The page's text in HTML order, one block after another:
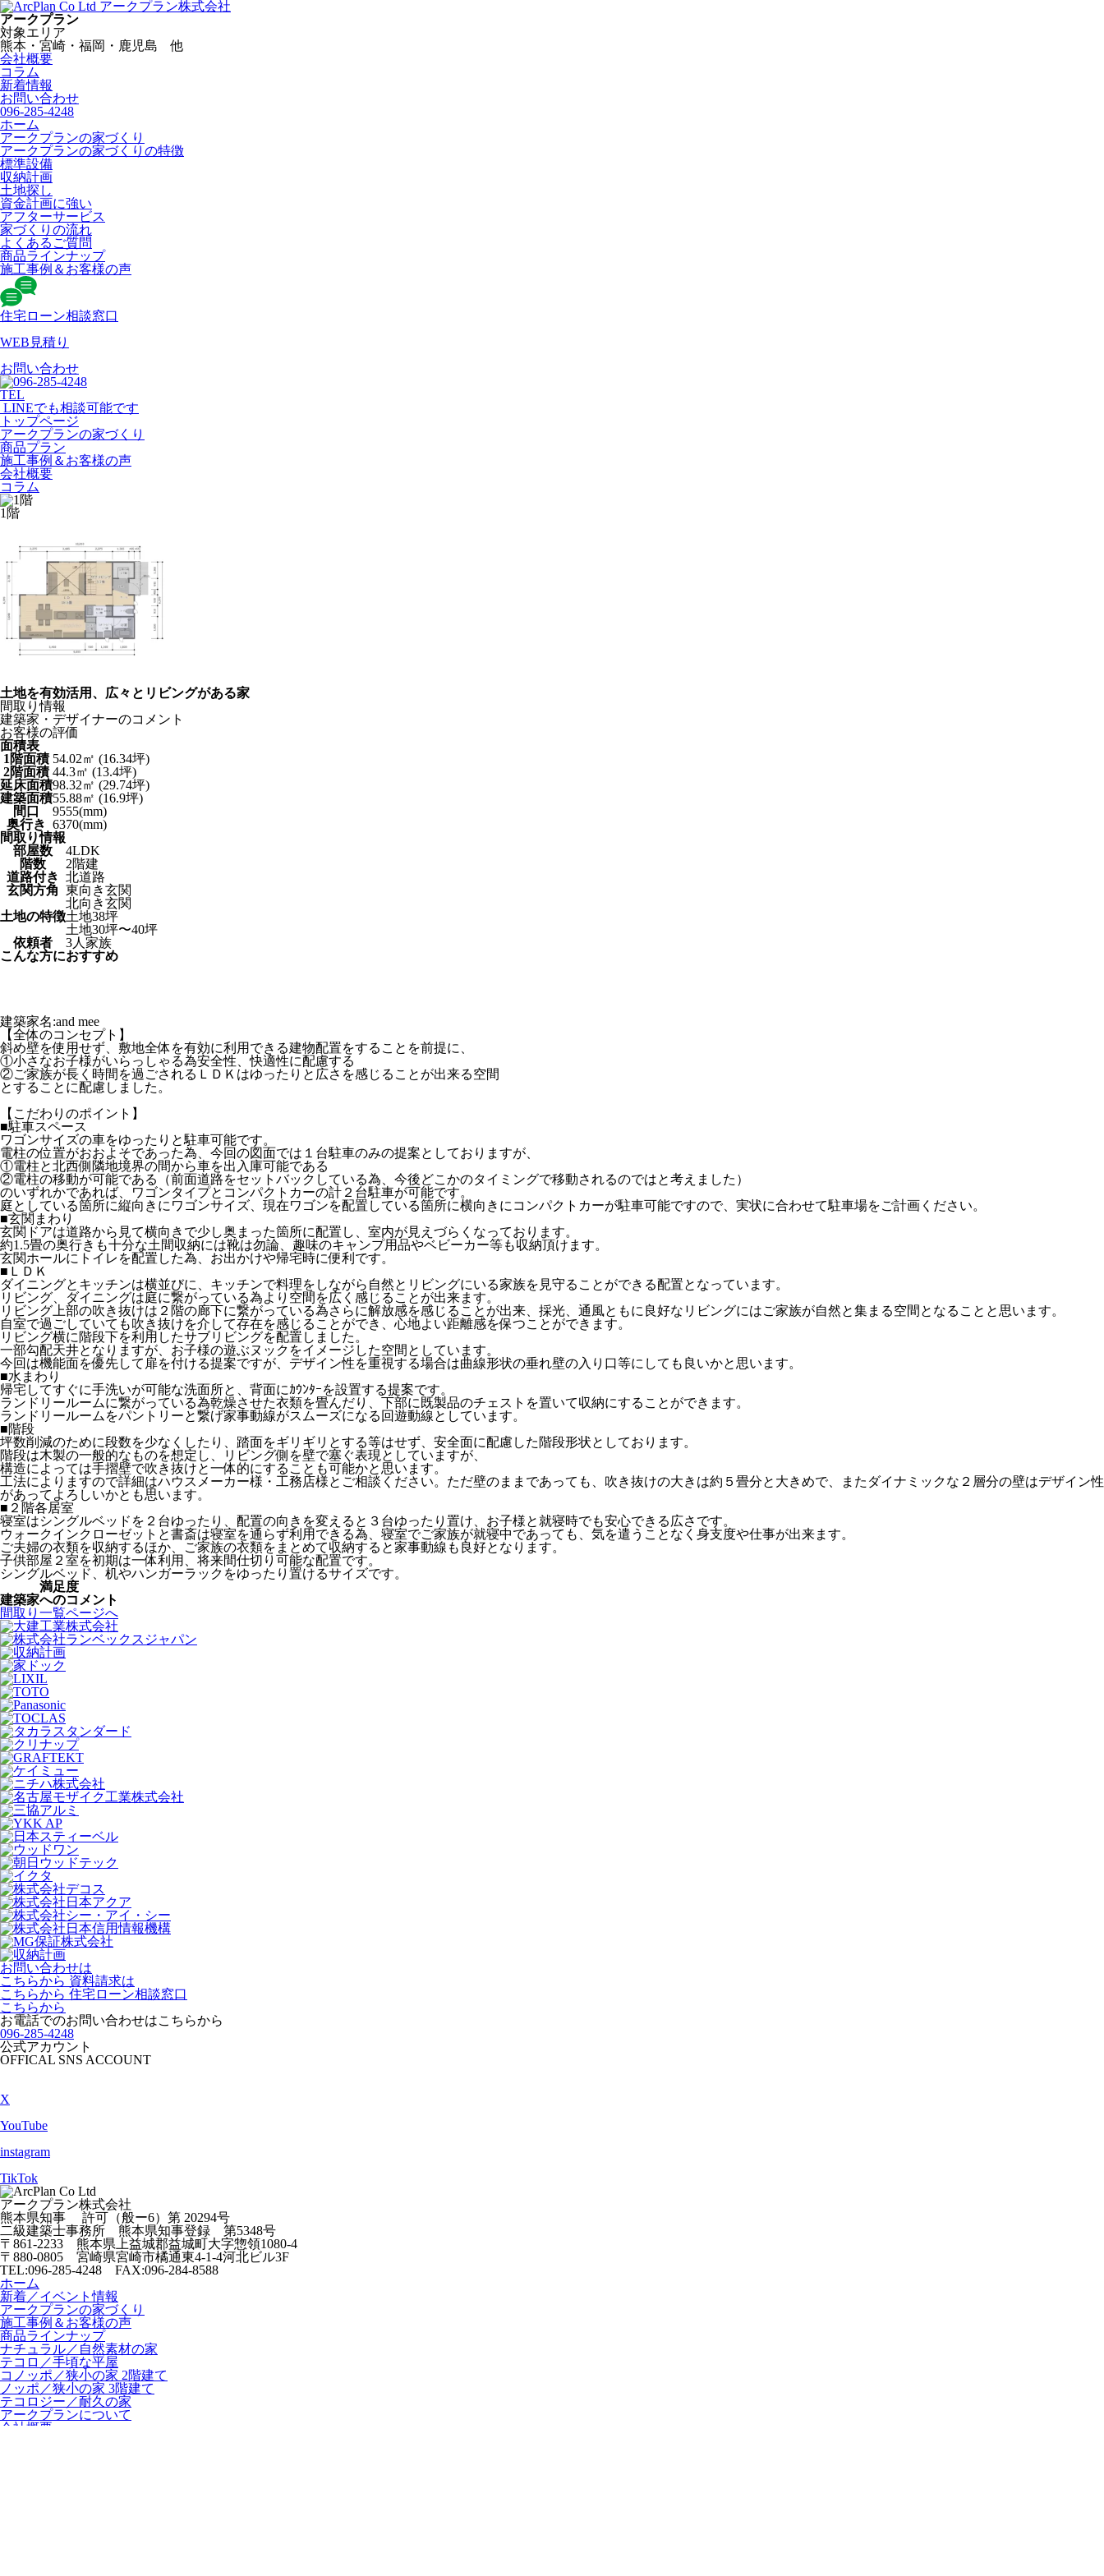
アークプラン株式会社
アークプラン
対象エリア
熊本・宮崎・福岡・鹿児島 他
会社概要
コラム
新着情報
お問い合わせ
096-285-4248
ホーム
アークプランの家づくり
アークプランの家づくりの特徴
標準設備
収納計画
土地探し
資金計画に強い
アフターサービス
家づくりの流れ
よくあるご質問
商品ラインナップ
施工事例＆お客様の声
住宅ローン相談窓口
WEB見積り
お問い合わせ
TEL
LINEでも相談可能です
トップページ
アークプランの家づくり
商品プラン
施工事例＆お客様の声
会社概要
コラム
1階
土地を有効活用、広々とリビングがある家
間取り情報
建築家・デザイナーのコメント
お客様の評価
面積表
1階面積 54.02㎡ (16.34坪)
2階面積 44.3㎡ (13.4坪)
延床面積98.32㎡ (29.74坪)
建築面積55.88㎡ (16.9坪)
間口
9555(mm)
奥行き 6370(mm)
間取り情報
部屋数
4LDK
階数
2階建
道路付き 北道路
玄関方角 東向き玄関
北向き玄関
土地の特徴土地38坪
土地30坪〜40坪
依頼者
3人家族
こんな方におすすめ
建築家名:and mee
【全体のコンセプト】
斜め壁を使用せず、敷地全体を有効に利用できる建物配置をすることを前提に、
①小さなお子様がいらっしゃる為安全性、快適性に配慮する
②ご家族が長く時間を過ごされるＬＤＫはゆったりと広さを感じることが出来る空間
とすることに配慮しました。
【こだわりのポイント】
■駐車スペース
ワゴンサイズの車をゆったりと駐車可能です。
電柱の位置がおおよそであった為、今回の図面では１台駐車のみの提案としておりますが、
①電柱と北西側隣地境界の間から車を出入庫可能である
②電柱の移動が可能である（前面道路をセットバックしている為、今後どこかのタイミングで移動されるのではと考えました）
のいずれかであれば、ワゴンタイプとコンパクトカーの計２台駐車が可能です。
庭としている箇所に縦向きにワゴンサイズ、現在ワゴンを配置している箇所に横向きにコンパクトカーが駐車可能ですので、実状に合わせて駐車場をご計画ください。
■玄関まわり
玄関ドアは道路から見て横向きで少し奥まった箇所に配置し、室内が見えづらくなっております。
約1.5畳の奥行きも十分な土間収納には靴は勿論、趣味のキャンプ用品やベビーカー等も収納頂けます。
玄関ホールにトイレを配置した為、お出かけや帰宅時に便利です。
■ＬＤＫ
ダイニングとキッチンは横並びに、キッチンで料理をしながら自然とリビングにいる家族を見守ることができる配置となっています。
リビング、ダイニングは庭に繋がっている為より空間を広く感じることが出来ます。
リビング上部の吹き抜けは２階の廊下に繋がっている為さらに解放感を感じることが出来、採光、通風ともに良好なリビングにはご家族が自然と集まる空間となることと思います。
自室で過ごしていても吹き抜けを介して存在を感じることができ、心地よい距離感を保つことができます。
リビング横に階段下を利用したサブリビングを配置しました。
一部勾配天井となりますが、お子様の遊ぶヌックをイメージした空間としています。
今回は機能面を優先して扉を付ける提案ですが、デザイン性を重視する場合は曲線形状の垂れ壁の入り口等にしても良いかと思います。
■水まわり
帰宅してすぐに手洗いが可能な洗面所と、背面にｶｳﾝﾀｰを設置する提案です。
ランドリールームに繋がっている為乾燥させた衣類を畳んだり、下部に既製品のチェストを置いて収納にすることができます。
ランドリールームをパントリーと繋げ家事動線がスムーズになる回遊動線としています。
■階段
坪数削減のために段数を少なくしたり、踏面をギリギリとする等はせず、安全面に配慮した階段形状としております。
階段は木製の一般的なものを想定し、リビング側を壁で塞ぐ表現としていますが、
構造によっては手摺壁で吹き抜けと一体的にすることも可能かと思います。
工法によりますので詳細はハウスメーカー様・工務店様とご相談ください。ただ壁のままであっても、吹き抜けの大きは約５畳分と大きめで、またダイナミックな２層分の壁はデザイン性
があってよろしいかとも思います。
■２階各居室
寝室はシングルベッドを２台ゆったり、配置の向きを変えると３台ゆったり置け、お子様と就寝時でも安心できる広さです。
ウォークインクローゼットと書斎は寝室を通らず利用できる為、寝室でご家族が就寝中であっても、気を遣うことなく身支度や仕事が出来ます。
ご夫婦の衣類を収納するほか、ご家族の衣類をまとめて収納すると家事動線も良好となります。
子供部屋２室を初期は一体利用、将来間仕切り可能な配置です。
シングルベッド、机やハンガーラックをゆったり置けるサイズです。
満足度
建築家へのコメント
間取り一覧ページへ
お問い合わせは
こちらから 資料請求は
こちらから 住宅ローン相談窓口
こちらから
お電話でのお問い合わせはこちらから
096-285-4248
公式アカウント
OFFICAL SNS ACCOUNT
X
YouTube
instagram
TikTok
アークプラン株式会社
熊本県知事 許可（般ー6）第 20294号
二級建築士事務所 熊本県知事登録 第5348号
〒861-2233
熊本県上益城郡益城町大字惣領1080-4
〒880-0805
宮崎県宮崎市橘通東4-1-4河北ビル3F
TEL:096-285-4248 FAX:096-284-8588
ホーム
新着／イベント情報
アークプランの家づくり
施工事例＆お客様の声
商品ラインナップ
ナチュラル／自然素材の家
テコロ／手頃な平屋
コノッポ／狭小の家 2階建て
ノッポ／狭小の家 3階建て
テコロジー／耐久の家
アークプランについて
会社概要